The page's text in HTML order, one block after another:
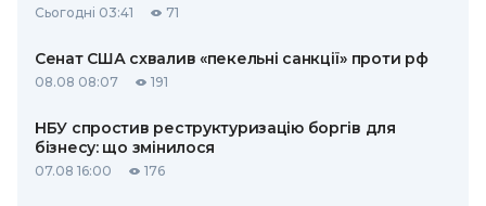
Сьогодні 03:41 71
Сенат США схвалив «пекельні санкції» проти рф
08.08 08:07 191
НБУ спростив реструктуризацію боргів для
бізнесу: що змінилося
07.08 16:00 176